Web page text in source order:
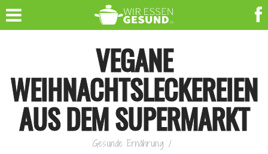
VEGANE
WEIHNACHTSLECKEREIEN
AUS DEM SUPERMARKT
Gesunde Ernährung /